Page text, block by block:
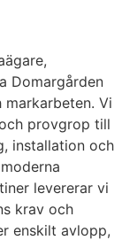
Domargården
Vi
provgrop till
installation och
levererar vi
krav och
enskilt avlopp,